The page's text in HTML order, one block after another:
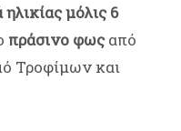
μόλις 6
πράσινο φωςαπό
Τροφίμων και